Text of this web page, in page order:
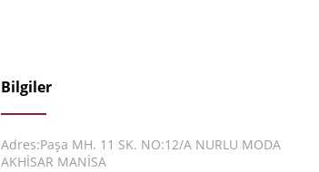
Bilgiler
Adres:Paşa MH. 11 SK. NO:12/A NURLU MODA
AKHİSAR MANİSA